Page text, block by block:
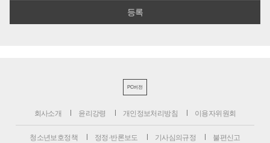
PC버전
회사소개 윤리강령 개인정보처리방침 이용자위원회
청소년보호정책 정정·반론보도 기사심의규정 불편신고